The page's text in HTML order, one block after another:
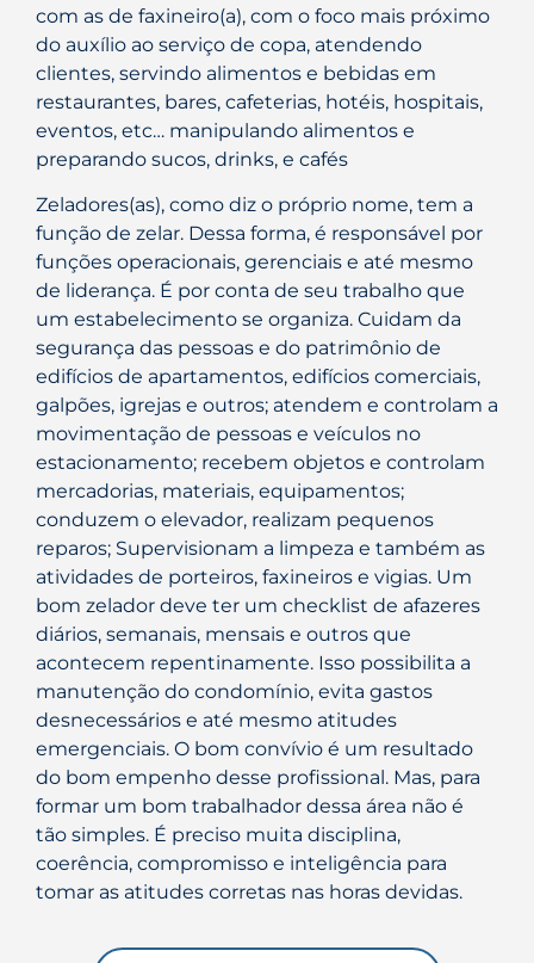
com as de faxineiro(a), com o foco mais próximo
do auxílio ao serviço de copa, atendendo
clientes, servindo alimentos e bebidas em
restaurantes, bares, cafeterias, hotéis, hospitais,
eventos, etc… manipulando alimentos e
preparando sucos, drinks, e cafés
Zeladores(as), como diz o próprio nome, tem a
função de zelar. Dessa forma, é responsável por
funções operacionais, gerenciais e até mesmo
de liderança. É por conta de seu trabalho que
um estabelecimento se organiza. Cuidam da
segurança das pessoas e do patrimônio de
edifícios de apartamentos, edifícios comerciais,
galpões, igrejas e outros; atendem e controlam a
movimentação de pessoas e veículos no
estacionamento; recebem objetos e controlam
mercadorias, materiais, equipamentos;
conduzem o elevador, realizam pequenos
reparos; Supervisionam a limpeza e também as
atividades de porteiros, faxineiros e vigias. Um
bom zelador deve ter um checklist de afazeres
diários, semanais, mensais e outros que
acontecem repentinamente. Isso possibilita a
manutenção do condomínio, evita gastos
desnecessários e até mesmo atitudes
emergenciais. O bom convívio é um resultado
do bom empenho desse profissional. Mas, para
formar um bom trabalhador dessa área não é
tão simples. É preciso muita disciplina,
coerência, compromisso e inteligência para
tomar as atitudes corretas nas horas devidas.